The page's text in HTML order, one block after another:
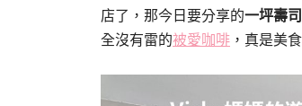
店了，那今日要分享的一坪壽
全沒有雷的被愛咖啡 ，真是美